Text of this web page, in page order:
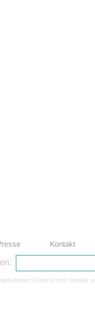
Kontakt
Dienste und Inhalte